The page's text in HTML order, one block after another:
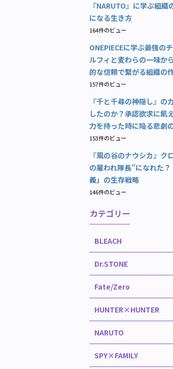
『NARUTO』に学ぶ組
になる生き方
164件のビュー
ONEPIECEに学ぶ最強の
ルフィと麦わらの一味か
的な信頼で繋がる組織の
157件のビュー
『千と千尋の神隠し』の
したのか？承認欲求に飢
力を持った時に陥る悲劇
153件のビュー
『風の谷のナウシカ』ク
の雇われ隊長”になれた
義」の生存戦略
146件のビュー
カテゴリー
BLEACH
Dr.STONE
Fate/Zero
HUNTER×HUNTER
NARUTO
SPY×FAMILY